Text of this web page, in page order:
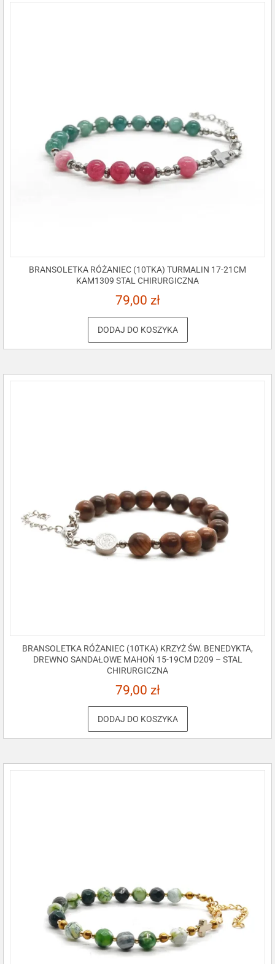
BRANSOLETKA RÓŻANIEC (10TKA) TURMALIN 17-21CM
KAM1309 STAL CHIRURGICZNA
79,00 zł
DODAJ DO KOSZYKA
BRANSOLETKA RÓŻANIEC (10TKA) KRZYŻ ŚW. BENEDYKTA,
DREWNO SANDAŁOWE MAHOŃ 15-19CM D209 – STAL
CHIRURGICZNA
79,00 zł
DODAJ DO KOSZYKA